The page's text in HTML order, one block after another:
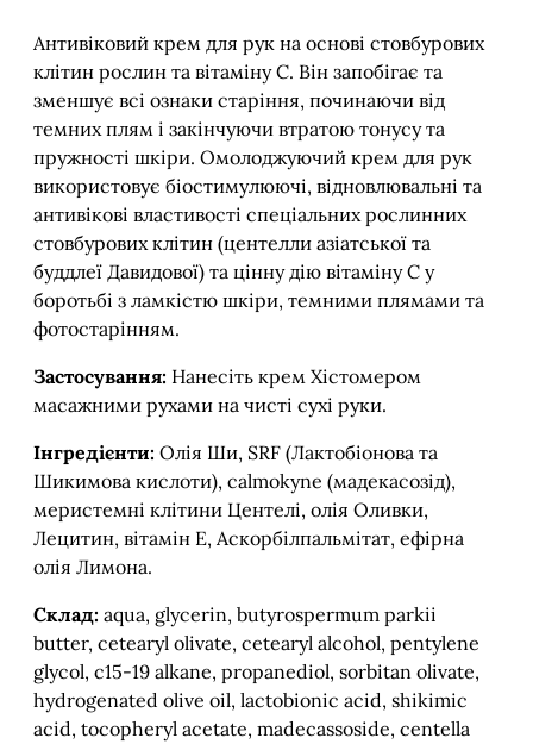
Антивіковий крем для рук на основі стовбурових
клітин рослин та вітаміну С. Він запобігає та
зменшує всі ознаки старіння, починаючи від
темних плям і закінчуючи втратою тонусу та
пружності шкіри. Омолоджуючий крем для рук
використовує біостимулюючі, відновлювальні та
антивікові властивості спеціальних рослинних
стовбурових клітин (центелли азіатської та
буддлеї Давидової) та цінну дію вітаміну С у
боротьбі з ламкістю шкіри, темними плямами та
фотостарінням.
Застосування: Нанесіть крем Хістомером
масажними рухами на чисті сухі руки.
Інгредієнти: Олія Ши, SRF (Лактобіонова та
Шикимова кислоти), calmokyne (мадекасозід),
меристемні клітини Центелі, олія Оливки,
Лецитин, вітамін Е, Аскорбілпальмітат, ефірна
олія Лимона.
Склад: aqua, glycerin, butyrospermum parkii
butter, cetearyl olivate, cetearyl alcohol, pentylene
glycol, c15-19 alkane, propanediol, sorbitan olivate,
hydrogenated olive oil, lactobionic acid, shikimic
acid, tocopheryl acetate, madecassoside, centella